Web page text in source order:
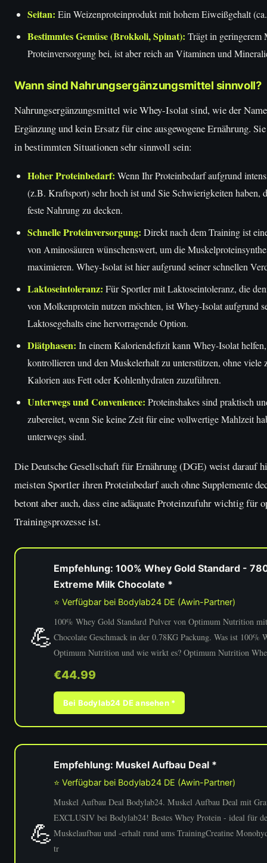
Seitan: Ein Weizenproteinprodukt mit hohem Eiweißgehalt
Bestimmtes Gemüse (Brokkoli, Spinat): Trägt in geringerem
Proteinversorgung bei, ist aber reich an Vitaminen und
Wann sind Nahrungsergänzungsmittel sinnvoll?
Nahrungsergänzungsmittel wie Whey-Isolat sind, wie der
Ergänzung und kein Ersatz für eine ausgewogene Ernährung.
in bestimmten Situationen sehr sinnvoll sein:
Hoher Proteinbedarf: Wenn Ihr Proteinbedarf aufgrund
(z.B. Kraftsport) sehr hoch ist und Sie Schwierigkeiten haben,
feste Nahrung zu decken.
Schnelle Proteinversorgung: Direkt nach dem Training ist
von Aminosäuren wünschenswert, um die
maximieren. Whey-Isolat ist hier aufgrund seiner schnellen
Laktoseintoleranz: Für Sportler mit Laktoseintoleranz, die
von Molkenprotein nutzen möchten, ist Whey-Isolat aufgrund
Laktosegehalts eine hervorragende Option.
Diätphasen: In einem Kaloriendefizit kann Whey-Isolat
kontrollieren und den Muskelerhalt zu unterstützen, ohne viele
Kalorien aus Fett oder Kohlenhydraten zuzuführen.
Unterwegs und Convenience: Proteinshakes sind praktisch
zubereitet, wenn Sie keine Zeit für eine vollwertige Mahlzeit
unterwegs sind.
Die Deutsche Gesellschaft für Ernährung (DGE) weist darauf
meisten Sportler ihren Proteinbedarf auch ohne Supplemente
betont aber auch, dass eine adäquate Proteinzufuhr wichtig für
Trainingsprozesse ist.
💪
Empfehlung: 100% Whey Gold Standard -
Extreme Milk Chocolate *
⭐ Verfügbar bei Bodylab24 DE (Awin-Partner)
100% Whey Gold Standard Pulver von Optimum Nutrition
Chocolate Geschmack in der 0.78KG Packung. Was ist 100%
Optimum Nutrition und wie wirkt es? Optimum Nutrition
€44.99
Bei Bodylab24 DE ansehen *
💪
Empfehlung: Muskel Aufbau Deal *
⭐ Verfügbar bei Bodylab24 DE (Awin-Partner)
Muskel Aufbau Deal Bodylab24. Muskel Aufbau Deal mit
EXCLUSIV bei Bodylab24! Bestes Whey Protein - ideal für
Muskelaufbau und -erhalt rund ums TrainingCreatine
tr